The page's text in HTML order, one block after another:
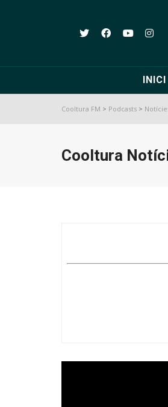
INICI
Cooltura FM > Podcasts >
Cooltura